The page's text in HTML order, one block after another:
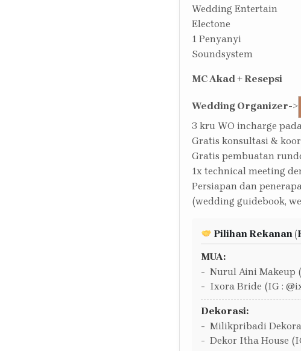
Wedding Entertain
Electone
1 Penyanyi
Soundsystem
MC Akad + Resepsi
Wedding Organizer->
3 kru WO incharge
Gratis konsultasi &
Gratis pembuatan
1x technical meeting
Persiapan dan
(wedding guidebook,
Pilihan Rekanan
MUA:
Nurul Aini Makeup
Ixora Bride (IG :
Dekorasi:
Milikpribadi
Dekor Itha House